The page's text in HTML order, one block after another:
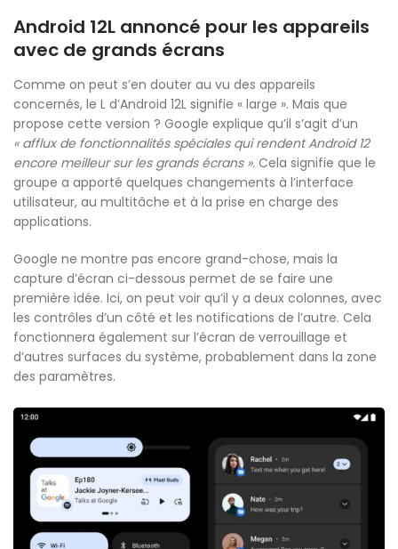
Android 12L annoncé pour les appareils
avec de grands écrans
Comme on peut s’en douter au vu des appareils
concernés, le L d’Android 12L signifie « large ». Mais que
propose cette version ? Google explique qu’il s’agit d’un
« afflux de fonctionnalités spéciales qui rendent Android 12
encore meilleur sur les grands écrans ». Cela signifie que le
groupe a apporté quelques changements à l’interface
utilisateur, au multitâche et à la prise en charge des
applications.
Google ne montre pas encore grand-chose, mais la
capture d’écran ci-dessous permet de se faire une
première idée. Ici, on peut voir qu’il y a deux colonnes, avec
les contrôles d’un côté et les notifications de l’autre. Cela
fonctionnera également sur l’écran de verrouillage et
d’autres surfaces du système, probablement dans la zone
des paramètres.